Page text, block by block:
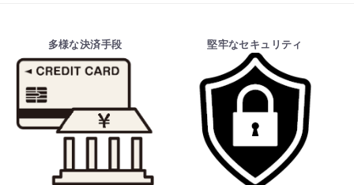
多様な決済手段 堅牢なセキュリティ